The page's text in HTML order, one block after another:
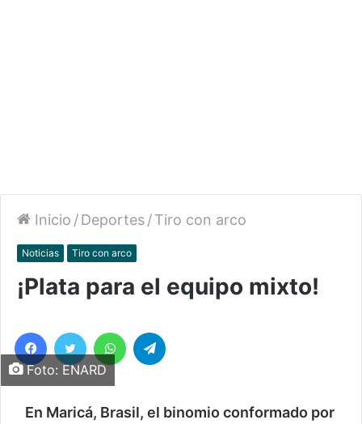
Inicio /Deportes/Tiro con arco
Noticias Tiro con arco
¡Plata para el equipo mixto!
Facebook
Twitter WhatsApp
Foto: ENARD
En Maricá, Brasil, el binomio conformado por